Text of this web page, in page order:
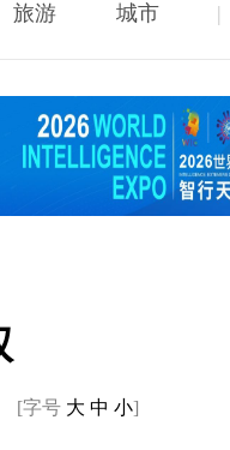
旅游 城市 |
[字号 大 中 小]